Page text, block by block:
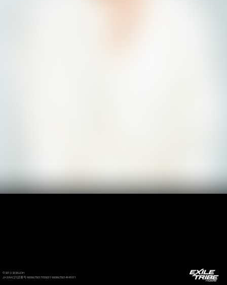
©2012-2026 LDH
JASRAC許諾番号 9008675017Y55011 9008675014Y41011